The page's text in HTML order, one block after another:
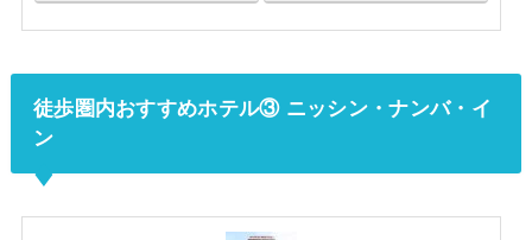
徒歩圏内おすすめホテル③ ニッシン・ナンバ・イ
ン